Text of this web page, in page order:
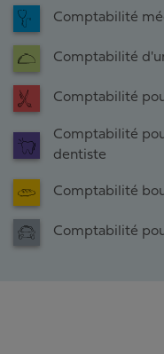
Comptabilité
Comptabilité
Comptabilité
Comptabilité
dentiste
Comptabilité
Comptabilité